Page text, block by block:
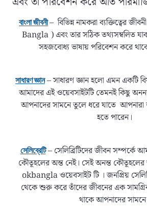
বাংলা জীবনী– বিভিন্ন নামকরা ব্যক্তিত্বের
Bangla ) এবং তার সঠিক তথ্যসম্বলিত
সহজবোধ্য ভাষায় পরিবেশন করে
সাধারণ জ্ঞান– সাধারণ জ্ঞান হলো এমন একটি
আমাদের এই ওয়েবসাইটটি তেমনই কিছু
আপনাদের সামনে তুলে ধরে যাতে
হতে পারেন।
সেলিব্রেটি– সেলিব্রিটিদের জীবন সম্পর্কে
কৌতূহলের অন্ত নেই। সেই অনন্ত কৌতূহলের
okbangla ওয়েবসাইট টি । জনপ্রিয়
থেকে শুরু করে তাঁদের জীবনের এক
থাকে আপনাদের